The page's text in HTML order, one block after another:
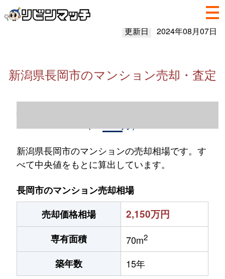
更新日 2024年08月07日
新潟県長岡市のマンション売却・査定
新潟県長岡市のマンションの売却相場です。す
べて中央値をもとに算出しています。
長岡市のマンション売却相場
売却価格相場
2,150万円
専有面積 70m2
築年数 15年